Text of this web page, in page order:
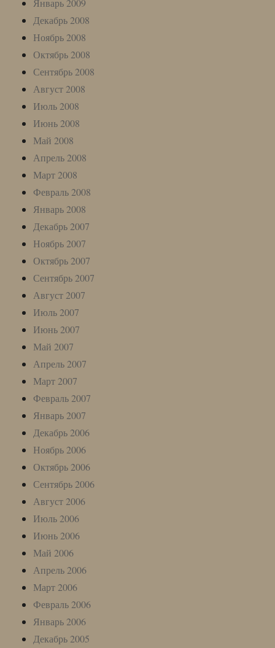
Январь 2009
Декабрь 2008
Ноябрь 2008
Октябрь 2008
Сентябрь 2008
Август 2008
Июль 2008
Июнь 2008
Май 2008
Апрель 2008
Март 2008
Февраль 2008
Январь 2008
Декабрь 2007
Ноябрь 2007
Октябрь 2007
Сентябрь 2007
Август 2007
Июль 2007
Июнь 2007
Май 2007
Апрель 2007
Март 2007
Февраль 2007
Январь 2007
Декабрь 2006
Ноябрь 2006
Октябрь 2006
Сентябрь 2006
Август 2006
Июль 2006
Июнь 2006
Май 2006
Апрель 2006
Март 2006
Февраль 2006
Январь 2006
Декабрь 2005